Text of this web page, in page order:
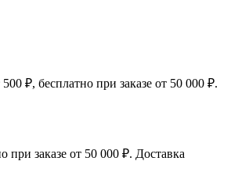
₽, бесплатно при заказе от 50 000 ₽.
заказе от 50 000 ₽. Доставка